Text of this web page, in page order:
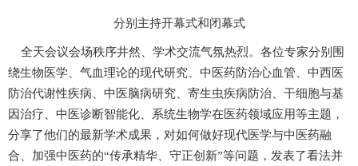
分别 主持开幕式和闭幕式
全天会议会场秩序井然、学术交流气氛热烈。 各位专家分别 围
绕生物医学、 气血理论的现代研究、 中医药防治心血管、 中西医
防治代谢性疾病 中医脑病研究、 寄生虫疾病防治 、干细胞与基
因治疗、 中医诊断智能化、系统生物学在 医药领域应用等主题，
分享了他们的最新学术成果 ，对如何做好现代医学与中医药融
合、 加强中医药的“传承精华、守正创新”等问题， 发表了看法并